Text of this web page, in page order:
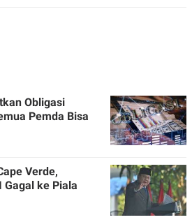
Obligasi
Pemda Bisa
Verde,
Gagal ke Piala